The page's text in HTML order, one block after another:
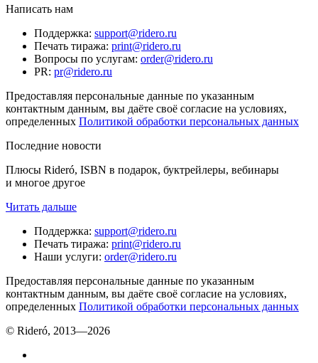
Написать нам
Поддержка: support@ridero.ru
Печать тиража: print@ridero.ru
Вопросы по услугам: order@ridero.ru
PR: pr@ridero.ru
Предоставляя персональные данные по указанным
контактным данным, вы даёте своё согласие на условиях,
определенных Политикой обработки персональных данных
Последние новости
Плюсы Rideró, ISBN в подарок, буктрейлеры, вебинары
и многое другое
Читать дальше
Поддержка: support@ridero.ru
Печать тиража: print@ridero.ru
Наши услуги: order@ridero.ru
Предоставляя персональные данные по указанным
контактным данным, вы даёте своё согласие на условиях,
определенных Политикой обработки персональных данных
© Rideró, 2013—2026